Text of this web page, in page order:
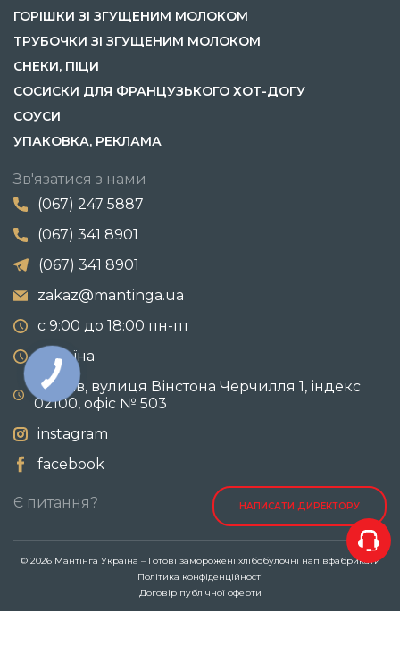
ГОРІШКИ ЗІ ЗГУЩЕНИМ МОЛОКОМ
ТРУБОЧКИ ЗІ ЗГУЩЕНИМ МОЛОКОМ
СНЕКИ, ПІЦИ
СОСИСКИ ДЛЯ ФРАНЦУЗЬКОГО ХОТ-ДОГУ
СОУСИ
УПАКОВКА, РЕКЛАМА
Зв'язатися з нами
(067) 247 5887
(067) 341 8901
(067) 341 8901
zakaz@mantinga.ua
с 9:00 до 18:00 пн-пт
Україна
м. Київ, вулиця Вінстона Черчилля 1, індекс
02100, офіс № 503
instagram
facebook
Є питання? НАПИСАТИ ДИРЕКТОРУ
© 2026 Мантінга Україна – Готові заморожені хлібобулочні напівфабрикати
Політика конфіденційності
Договір публічної оферти